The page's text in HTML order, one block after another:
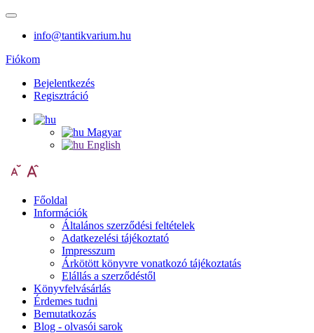
info@tantikvarium.hu
Fiókom
Bejelentkezés
Regisztráció
Magyar
English
Főoldal
Információk
Általános szerződési feltételek
Adatkezelési tájékoztató
Impresszum
Árkötött könyvre vonatkozó tájékoztatás
Elállás a szerződéstől
Könyvfelvásárlás
Érdemes tudni
Bemutatkozás
Blog - olvasói sarok